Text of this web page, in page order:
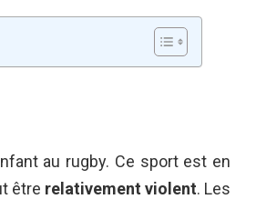
au rugby. Ce sport est en
être relativement violent. Les